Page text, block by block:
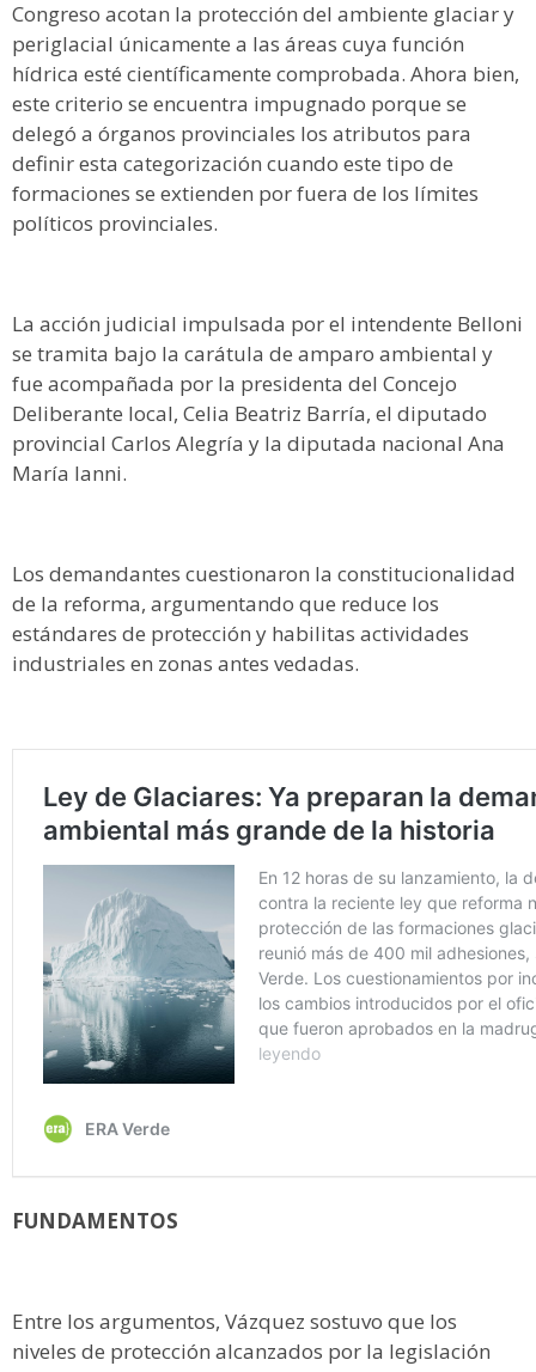
Congreso acotan la protección del ambiente glaciar y
periglacial únicamente a las áreas cuya función
hídrica esté científicamente comprobada. Ahora bien,
este criterio se encuentra impugnado porque se
delegó a órganos provinciales los atributos para
definir esta categorización cuando este tipo de
formaciones se extienden por fuera de los límites
políticos provinciales.
La acción judicial impulsada por el intendente Belloni
se tramita bajo la carátula de amparo ambiental y
fue acompañada por la presidenta del Concejo
Deliberante local, Celia Beatriz Barría, el diputado
provincial Carlos Alegría y la diputada nacional Ana
María Ianni.
Los demandantes cuestionaron la constitucionalidad
de la reforma, argumentando que reduce los
estándares de protección y habilitas actividades
industriales en zonas antes vedadas.
FUNDAMENTOS
Entre los argumentos, Vázquez sostuvo que los
niveles de protección alcanzados por la legislación